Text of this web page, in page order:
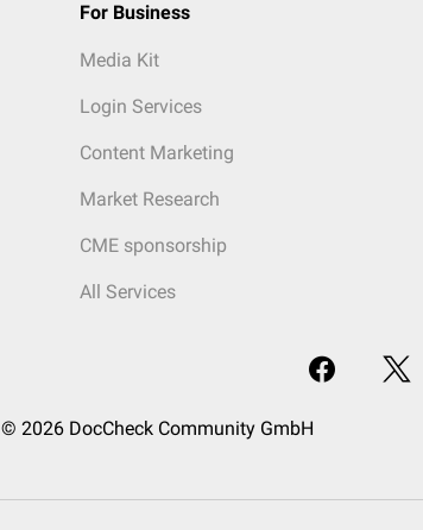
For Business
Media Kit
Login Services
Content Marketing
Market Research
CME sponsorship
All Services
© 2026 DocCheck Community GmbH